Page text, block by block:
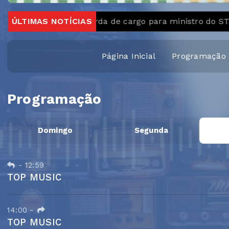
ÚLTIMAS NOTÍCIAS
PGR pede perda de cargo para ministro do STJ
Página Inicial Programação
Programação
Domingo Segunda
- 12:59
TOP MUSIC
14:00 -
TOP MUSIC